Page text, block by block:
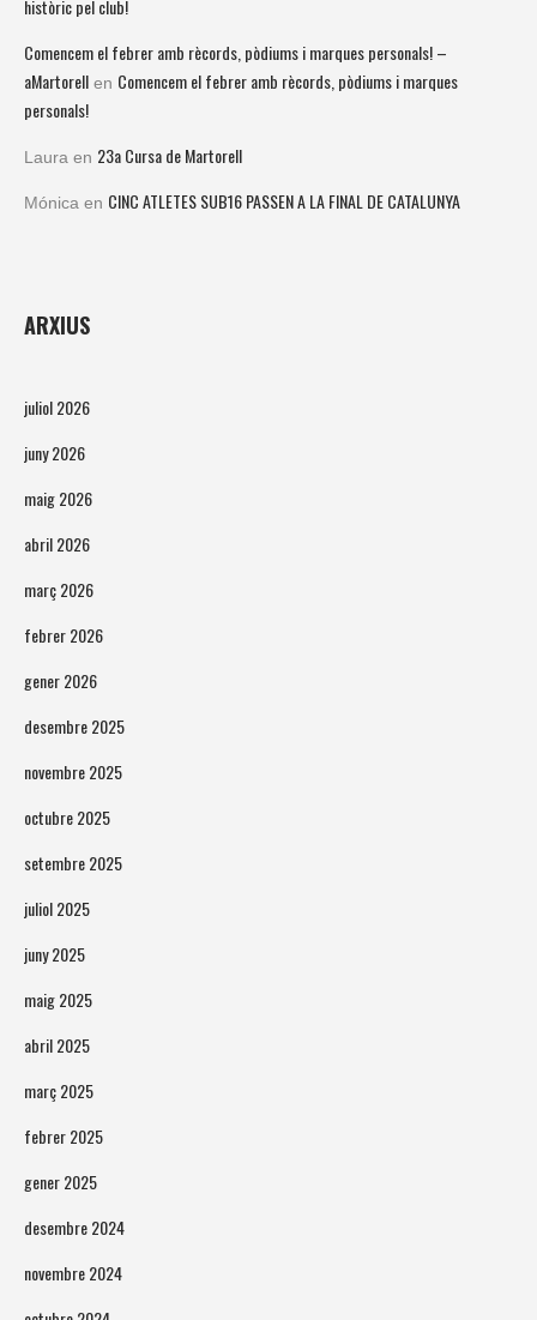
històric pel club!
Comencem el febrer amb rècords, pòdiums i marques personals! –
aMartorell en Comencem el febrer amb rècords, pòdiums i marques
personals!
Laura en 23a Cursa de Martorell
Mónica en CINC ATLETES SUB16 PASSEN A LA FINAL DE CATALUNYA
ARXIUS
juliol 2026
juny 2026
maig 2026
abril 2026
març 2026
febrer 2026
gener 2026
desembre 2025
novembre 2025
octubre 2025
setembre 2025
juliol 2025
juny 2025
maig 2025
abril 2025
març 2025
febrer 2025
gener 2025
desembre 2024
novembre 2024